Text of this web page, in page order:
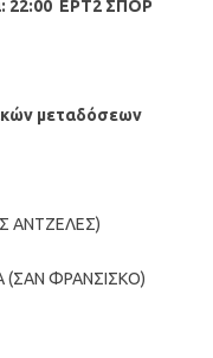
ΕΡΤ2 ΣΠΟΡ
μεταδόσεων
ΑΝΤΖΕΛΕΣ)
(ΣΑΝ ΦΡΑΝΣΙΣΚΟ)